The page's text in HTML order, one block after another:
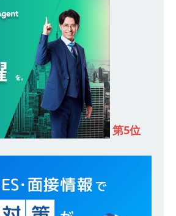
営・マネジメントを実戦で身に付けられる ｜ 丸
体育会積極採用企業
[ 2025年8月6日 ] ≪ 27卒 ≫ 明石海峡大橋を作
った鋼構造物施工のエキスパート ｜ 世界・日本
最大級の地図に残る仕事ができる ｜ お金が貯ま
りやすい手当・制度が充実 ｜ 植田建設工業
体育会積極採用企業
ド「さわやか」の運営会社 ｜ どこでも通用する
スキルが磨ける ｜ 入社4年でさわやかの店長に
第5位